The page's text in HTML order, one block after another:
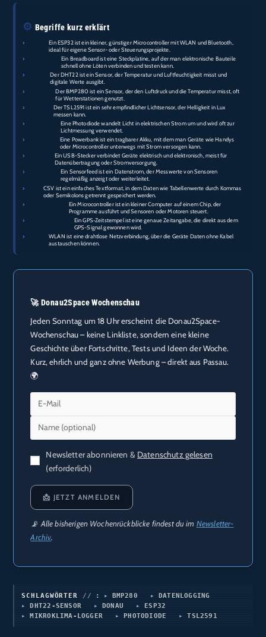
⚙️ Begriffe kurz erklärt
›
Ein ESP32 ist ein kleiner, günstiger Microcontroller mit WLAN und Bluetooth,
ideal für eigene Sensor- oder Steuerungsprojekte.
›
Ein Breadboard ist eine Steckplatine, auf der man elektronische Bauteile
schnell ohne Löten verbinden und testen kann.
›
Der DHT22 ist ein Sensor, der Temperatur und Luftfeuchtigkeit misst und
digitale Werte ausgibt.
›
Der BMP280 ist ein Sensor, der den Luftdruck und die Temperatur misst, oft
für Wetterstationen genutzt.
›
Der TSL2591 ist ein sehr empfindlicher Lichtsensor, der Helligkeit in Lux
messen kann.
›
Eine Photodiode wandelt Licht in elektrischen Strom um und wird oft zur
Lichtmessung verwendet.
›
Eine Powerbank ist ein tragbarer Akku, mit dem man Geräte wie Handys
oder Microcontroller unterwegs mit Strom versorgen kann.
›
Ein USB-Stecker verbindet Geräte elektrisch und elektronisch, meist für
Datenübertragung oder Stromversorgung.
›
Ein Sensorfeed ist ein Datenstrom, der Messwerte von Sensoren
regelmäßig anzeigt oder weiterleitet.
›
CSV ist ein einfaches Textformat, in dem Daten wie Tabellenwerte durch Kommas
oder Semikolons getrennt gespeichert werden.
›
Ein Microcontroller ist ein kleiner Computer auf einem Chip, der
Programme ausführt und Sensoren oder Motoren steuert.
›
Ein GPS‑Zeitstempel ist eine genaue Zeitangabe, die direkt aus dem
GPS-Signal gewonnen wird.
›
WLAN ist eine drahtlose Netzverbindung, über die Geräte Daten ohne Kabel
austauschen können.
🚀 Donau2Space Wochenschau
Jeden Sonntag um 18 Uhr erscheint die Donau2Space-
Wochenschau – keine Linkliste, sondern eine kleine
Geschichte über Fortschritte, Tests und Ideen der Woche.
Kurz, ehrlich und ganz ohne Werbung – direkt aus Passau.
🌍
Newsletter abonnieren & Datenschutz gelesen
(erforderlich)
📩 JETZT ANMELDEN
📡 Alle bisherigen Wochenrückblicke findest du im Newsletter-
Archiv.
SCHLAGWÖRTER : BMP280
DATENLOGGING
DHT22-SENSOR
DONAU
ESP32
MIKROKLIMA-LOGGER
PHOTODIODE TSL2591